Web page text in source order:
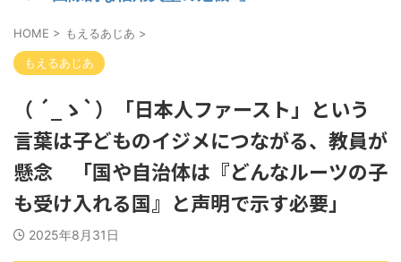
HOME > もえるあじあ >
もえるあじあ
（ ´_ゝ`）「日本人ファースト」という
言葉は子どものイジメにつながる、教員が
懸念 「国や自治体は『どんなルーツの子
も受け入れる国』と声明で示す必要」
2025年8月31日